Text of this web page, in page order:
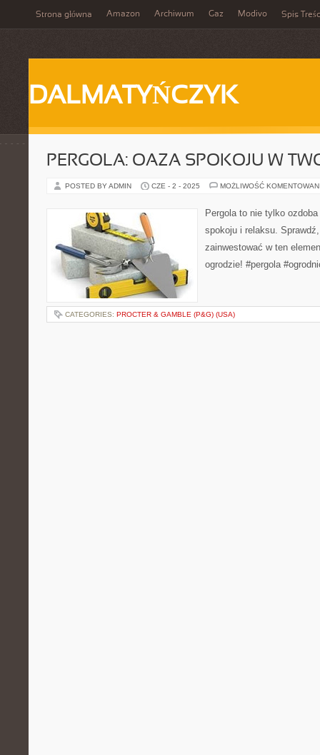
Strona główna Amazon Archiwum Gaz Modivo Spis
DALMATYŃCZYK
PERGOLA: OAZA SPOKOJU W
POSTED BY ADMIN CZE - 2 - 2025 MOŻLIWOŚĆ
Pergola to nie tylko
spokoju i relaksu.
zainwestować w ten
ogrodzie! #pergola
CATEGORIES: PROCTER & GAMBLE (P&G) (USA)